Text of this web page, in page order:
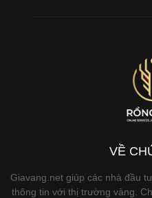
VỀ
Giavang.net giúp các nhà đầu
thông tin với thị trường vàng.